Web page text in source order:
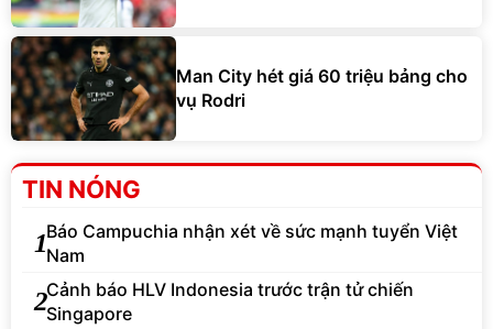
Man City hét giá 60 triệu bảng cho
vụ Rodri
TIN NÓNG
1Báo Campuchia nhận xét về sức mạnh tuyển Việt
Nam
2Cảnh báo HLV Indonesia trước trận tử chiến
Singapore